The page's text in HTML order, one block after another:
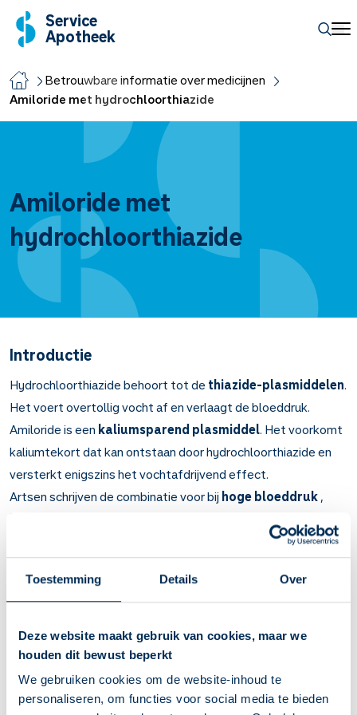
Toestemming Details Over
Deze website maakt gebruik van cookies, maar we
houden dit bewust beperkt
We gebruiken cookies om de website-inhoud te
personaliseren, om functies voor social media te bieden
Service
Apotheek
Betrouwbare informatie over medicijnen
Amiloride met hydrochloorthiazide
Amiloride met
hydrochloorthiazide
Introductie
Hydrochloorthiazide behoort tot de thiazide-plasmiddelen.
Het voert overtollig vocht af en verlaagt de bloeddruk.
Amiloride is een kaliumsparend plasmiddel. Het voorkomt
kaliumtekort dat kan ontstaan door hydrochloorthiazide en
versterkt enigszins het vochtafdrijvend effect.
Artsen schrijven de combinatie voor bij hoge bloeddruk,
hartfalen
Belangrijk om te weten over Amiloride met
hydrochloorthiazide
Hydrochloorthiazide is een plasmiddel. Het verlaagt de
Amiloride voorkomt dat u te veel kalium uitplast.
Bij hoge bloeddruk, hartfalen en oedeem
(vochtophoping).
Het effect komt geleidelijk gedurende 6 weken tot